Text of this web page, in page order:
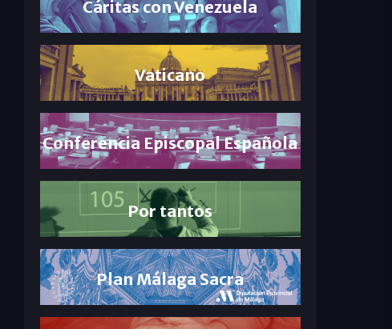
Cáritas con Venezuela
Vaticano
Conferencia Episcopal Española
Por tantos
Plan Málaga Sacra